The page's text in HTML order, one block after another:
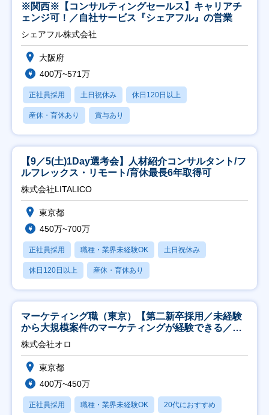
※関西※【コンサルティングセールス】キャリアチ
ェンジ可！／自社サービス『シェアフル』の営業
シェアフル株式会社
大阪府
400万~571万
正社員採用 土日祝休み 休日120日以上
産休・育休あり 賞与あり
【9／5(土)1Day選考会】人材紹介コンサルタント/フ
ルフレックス・リモート/育休最長6年取得可
株式会社LITALICO
東京都
450万~700万
正社員採用 職種・業界未経験OK 土日祝休み
休日120日以上 産休・育休あり
マーケティング職（東京）【第二新卒採用／未経験
から大規模案件のマーケティングが経験できる／研
修充実】
株式会社オロ
東京都
400万~450万
正社員採用 職種・業界未経験OK 20代におすすめ